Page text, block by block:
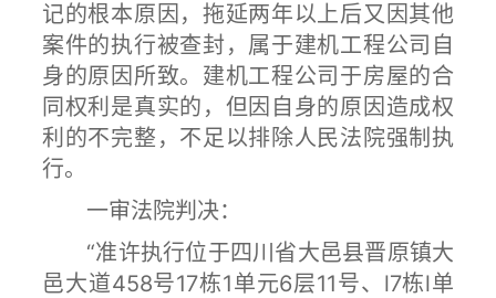
记的根本原因，拖延两年以上后又因其他
案件的执行被查封，属于建机工程公司自
身的原因所致。建机工程公司于房屋的合
同权利是真实的，但因自身的原因造成权
利的不完整，不足以排除人民法院强制执
行。
一审法院判决：
“准许执行位于四川省大邑县晋原镇大
邑大道458号17栋1单元6层11号、l7栋l单